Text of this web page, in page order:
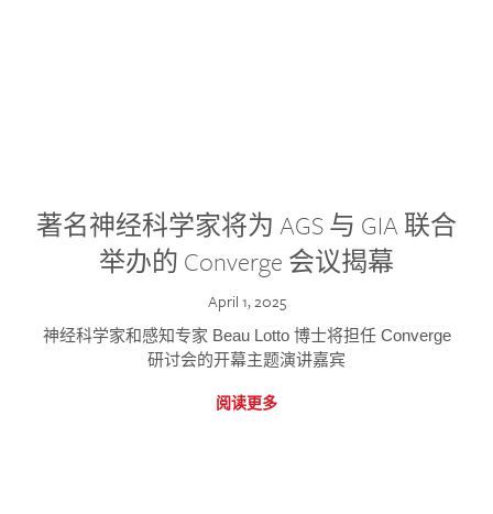
著名神经科学家将为 AGS 与 GIA 联合
举办的 Converge 会议揭幕
April 1, 2025
神经科学家和感知专家 Beau Lotto 博士将担任 Converge
研讨会的开幕主题演讲嘉宾
阅读更多